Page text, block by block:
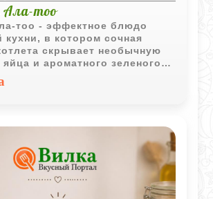
тоо
тоо - эффектное блюдо
кухни, в котором сочная
скрывает необычную
яйца и ароматного зеленого
с овощами и картофелем
полноценным и очень